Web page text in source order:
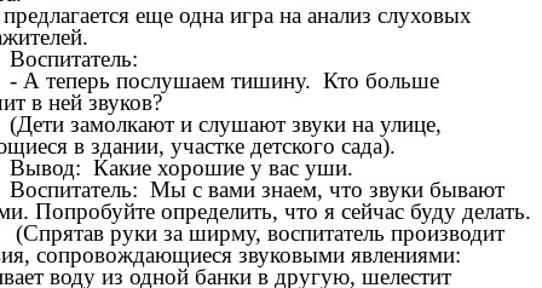
еще одна игра на анализ слуховых
Воспитатель:
- А теперь послушаем тишину. Кто больше
в ней звуков?
(Дети замолкают и слушают звуки на улице,
в здании, участке детского сада).
Вывод: Какие хорошие у вас уши.
Воспитатель: Мы с вами знаем, что звуки бывают
Попробуйте определить, что я сейчас буду делать.
(Спрятав руки за ширму, воспитатель производит
сопровождающиеся звуковыми явлениями:
воду из одной банки в другую, шелестит